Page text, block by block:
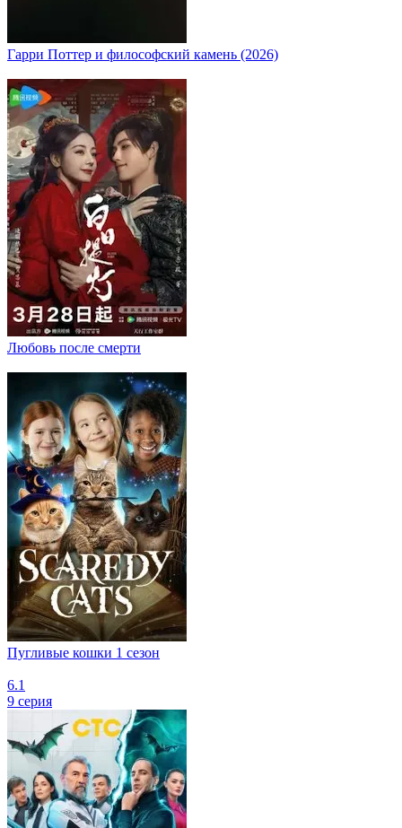
Гарри Поттер и философский камень (2026)
Любовь после смерти
Пугливые кошки 1 сезон
6.1
9 серия